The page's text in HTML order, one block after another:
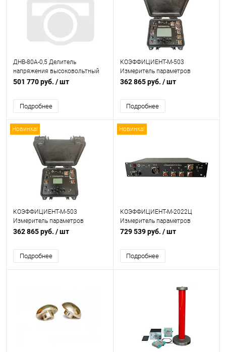
ДНВ-80А-0,5 Делитель
напряжения высоковольтный
501 770 руб. / шт
Подробнее
КОЭФФИЦИЕНТ-М-503
Измеритель параметров
трансформаторов
362 865 руб. / шт
Подробнее
Новинка!
КОЭФФИЦИЕНТ-М-503
Измеритель параметров
трансформаторов
362 865 руб. / шт
Подробнее
Новинка!
КОЭФФИЦИЕНТ-М-2022Ц
Измеритель параметров
трансформаторов
729 539 руб. / шт
Подробнее